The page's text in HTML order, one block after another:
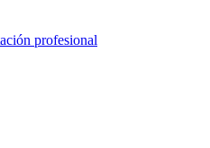
profesional